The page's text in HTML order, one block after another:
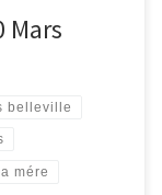
Mars
belleville
mére